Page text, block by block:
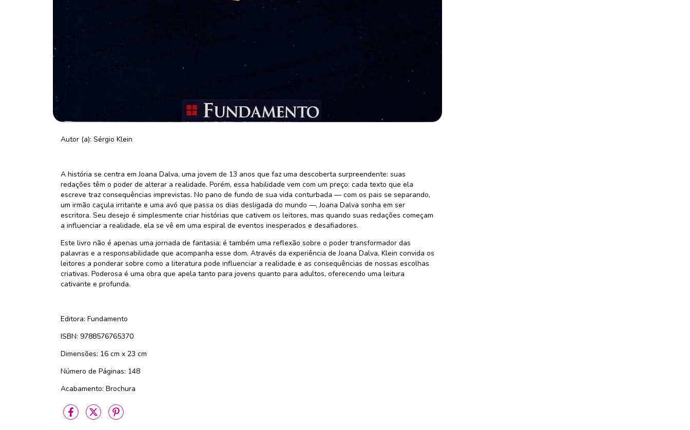
Autor (a): Sérgio Klein
A história se centra em Joana Dalva, uma jovem de 13 anos que faz uma descoberta surpreendente: suas
redações têm o poder de alterar a realidade. Porém, essa habilidade vem com um preço: cada texto que ela
escreve traz consequências imprevistas. No pano de fundo de sua vida conturbada — com os pais se separando,
um irmão caçula irritante e uma avó que passa os dias desligada do mundo —, Joana Dalva sonha em ser
escritora. Seu desejo é simplesmente criar histórias que cativem os leitores, mas quando suas redações começam
a influenciar a realidade, ela se vê em uma espiral de eventos inesperados e desafiadores.
Este livro não é apenas uma jornada de fantasia; é também uma reflexão sobre o poder transformador das
palavras e a responsabilidade que acompanha esse dom. Através da experiência de Joana Dalva, Klein convida os
leitores a ponderar sobre como a literatura pode influenciar a realidade e as consequências de nossas escolhas
criativas. Poderosa é uma obra que apela tanto para jovens quanto para adultos, oferecendo uma leitura
cativante e profunda.
Editora: Fundamento
ISBN: 9788576765370
Dimensões: 16 cm x 23 cm
Número de Páginas: 148
Acabamento: Brochura